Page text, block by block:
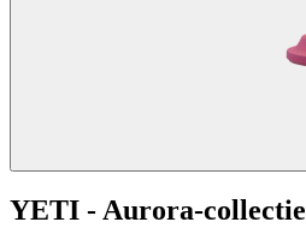
YETI - Aurora-collectie